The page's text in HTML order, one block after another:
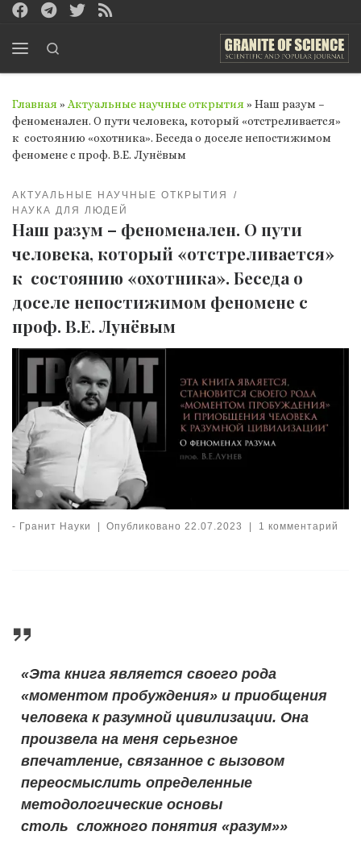
Перейти к содержимому
Главная » Актуальные научные открытия » Наш разум –
феноменален. О пути человека, который «отстреливается»
к состоянию «охотника». Беседа о доселе непостижимом
феномене с проф. В.Е. Лунёвым
АКТУАЛЬНЫЕ НАУЧНЫЕ ОТКРЫТИЯ
НАУКА ДЛЯ ЛЮДЕЙ
Наш разум – феноменален. О пути
человека, который «отстреливается»
к состоянию «охотника». Беседа о
доселе непостижимом феномене с
проф. В.Е. Лунёвым
- Гранит Науки Опубликовано22.07.2023 1 комментарий
«Эта книга является своего рода
«моментом пробуждения» и приобщения
человека к разумной цивилизации. Она
произвела на меня серьезное
впечатление, связанное с вызовом
переосмыслить определенные
методологические основы
столь сложного понятия«разум»»